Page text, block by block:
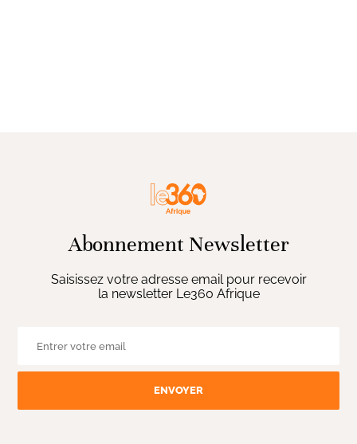
Abonnement Newsletter
Saisissez votre adresse email pour recevoir
la newsletter Le360 Afrique
ENVOYER